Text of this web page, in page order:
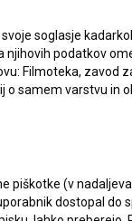
njegovo družino
pred resno
soglasje
podatkov
Filmoteka, zavod
samem varstvu in
piškotke (v
dostopal